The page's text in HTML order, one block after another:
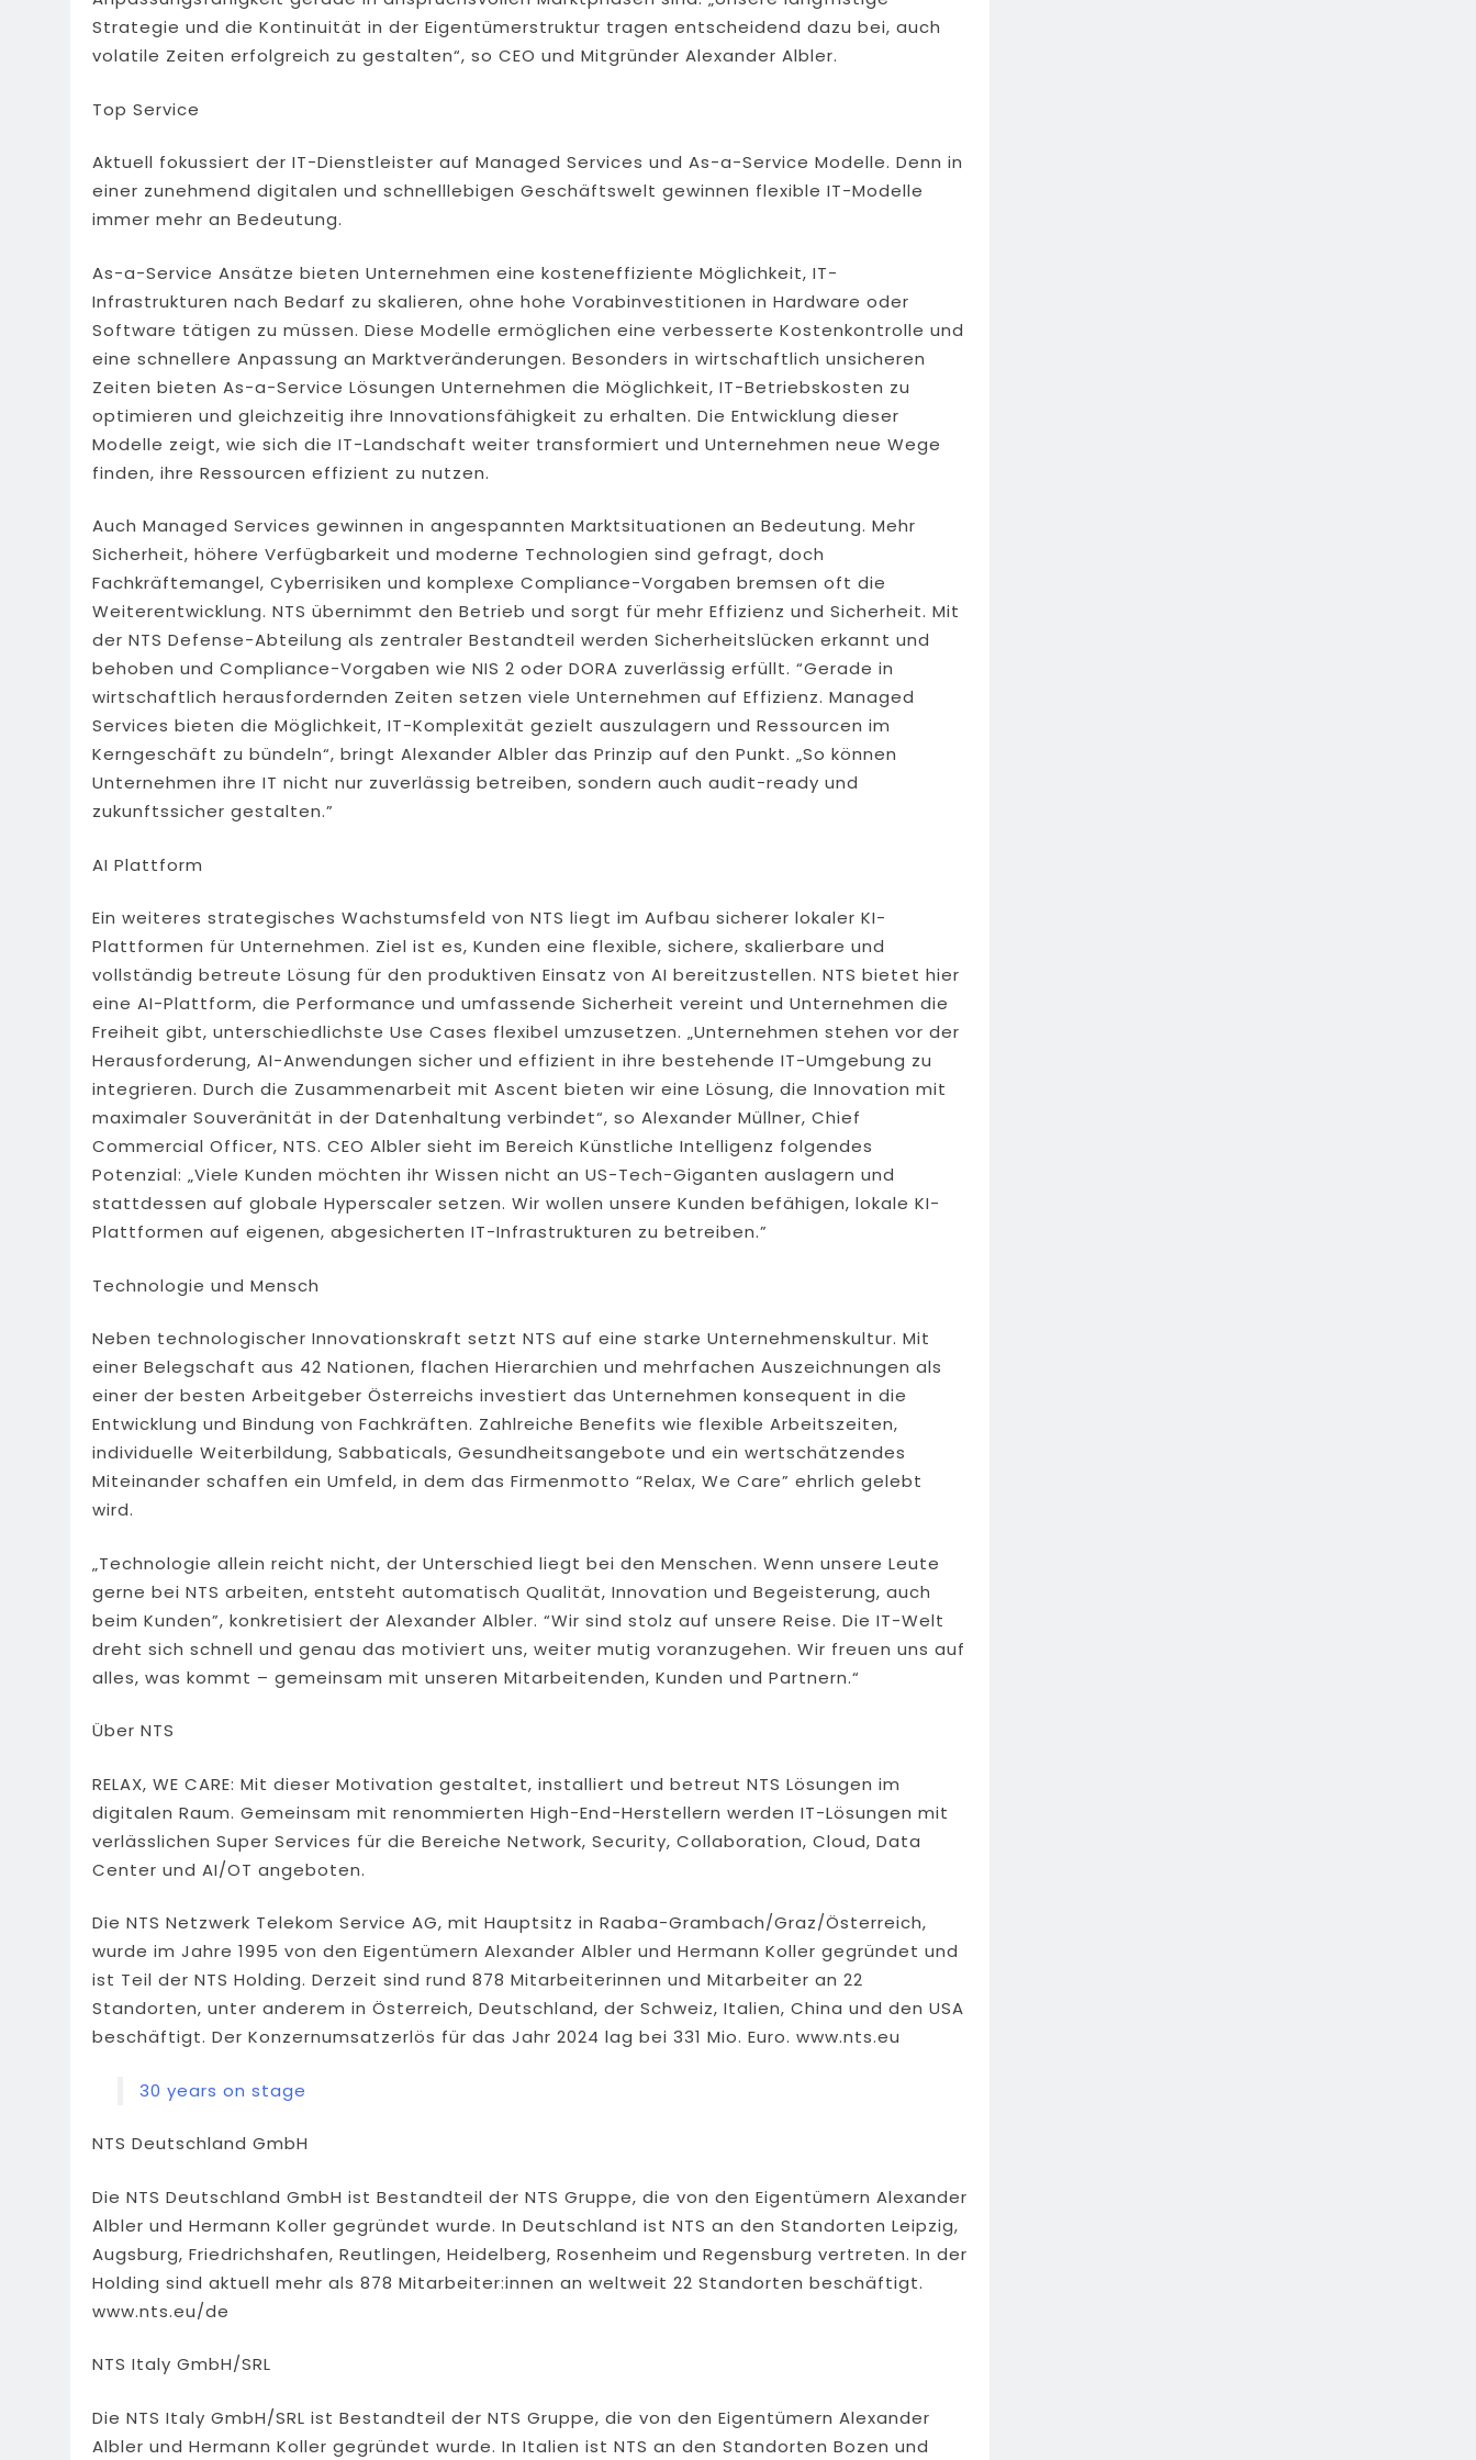
Strategie und die Kontinuität in der Eigentümerstruktur tragen entscheidend dazu bei, auch
volatile Zeiten erfolgreich zu gestalten“, so CEO und Mitgründer Alexander Albler.
Top Service
Aktuell fokussiert der IT-Dienstleister auf Managed Services und As-a-Service Modelle. Denn in
einer zunehmend digitalen und schnelllebigen Geschäftswelt gewinnen flexible IT-Modelle
immer mehr an Bedeutung.
As-a-Service Ansätze bieten Unternehmen eine kosteneffiziente Möglichkeit, IT-
Infrastrukturen nach Bedarf zu skalieren, ohne hohe Vorabinvestitionen in Hardware oder
Software tätigen zu müssen. Diese Modelle ermöglichen eine verbesserte Kostenkontrolle und
eine schnellere Anpassung an Marktveränderungen. Besonders in wirtschaftlich unsicheren
Zeiten bieten As-a-Service Lösungen Unternehmen die Möglichkeit, IT-Betriebskosten zu
optimieren und gleichzeitig ihre Innovationsfähigkeit zu erhalten. Die Entwicklung dieser
Modelle zeigt, wie sich die IT-Landschaft weiter transformiert und Unternehmen neue Wege
finden, ihre Ressourcen effizient zu nutzen.
Auch Managed Services gewinnen in angespannten Marktsituationen an Bedeutung. Mehr
Sicherheit, höhere Verfügbarkeit und moderne Technologien sind gefragt, doch
Fachkräftemangel, Cyberrisiken und komplexe Compliance-Vorgaben bremsen oft die
Weiterentwicklung. NTS übernimmt den Betrieb und sorgt für mehr Effizienz und Sicherheit. Mit
der NTS Defense-Abteilung als zentraler Bestandteil werden Sicherheitslücken erkannt und
behoben und Compliance-Vorgaben wie NIS 2 oder DORA zuverlässig erfüllt. “Gerade in
wirtschaftlich herausfordernden Zeiten setzen viele Unternehmen auf Effizienz. Managed
Services bieten die Möglichkeit, IT-Komplexität gezielt auszulagern und Ressourcen im
Kerngeschäft zu bündeln“, bringt Alexander Albler das Prinzip auf den Punkt. „So können
Unternehmen ihre IT nicht nur zuverlässig betreiben, sondern auch audit-ready und
zukunftssicher gestalten.”
AI Plattform
Ein weiteres strategisches Wachstumsfeld von NTS liegt im Aufbau sicherer lokaler KI-
Plattformen für Unternehmen. Ziel ist es, Kunden eine flexible, sichere, skalierbare und
vollständig betreute Lösung für den produktiven Einsatz von AI bereitzustellen. NTS bietet hier
eine AI-Plattform, die Performance und umfassende Sicherheit vereint und Unternehmen die
Freiheit gibt, unterschiedlichste Use Cases flexibel umzusetzen. „Unternehmen stehen vor der
Herausforderung, AI-Anwendungen sicher und effizient in ihre bestehende IT-Umgebung zu
integrieren. Durch die Zusammenarbeit mit Ascent bieten wir eine Lösung, die Innovation mit
maximaler Souveränität in der Datenhaltung verbindet“, so Alexander Müllner, Chief
Commercial Officer, NTS. CEO Albler sieht im Bereich Künstliche Intelligenz folgendes
Potenzial: „Viele Kunden möchten ihr Wissen nicht an US-Tech-Giganten auslagern und
stattdessen auf globale Hyperscaler setzen. Wir wollen unsere Kunden befähigen, lokale KI-
Plattformen auf eigenen, abgesicherten IT-Infrastrukturen zu betreiben.”
Technologie und Mensch
Neben technologischer Innovationskraft setzt NTS auf eine starke Unternehmenskultur. Mit
einer Belegschaft aus 42 Nationen, flachen Hierarchien und mehrfachen Auszeichnungen als
einer der besten Arbeitgeber Österreichs investiert das Unternehmen konsequent in die
Entwicklung und Bindung von Fachkräften. Zahlreiche Benefits wie flexible Arbeitszeiten,
individuelle Weiterbildung, Sabbaticals, Gesundheitsangebote und ein wertschätzendes
Miteinander schaffen ein Umfeld, in dem das Firmenmotto “Relax, We Care” ehrlich gelebt
wird.
„Technologie allein reicht nicht, der Unterschied liegt bei den Menschen. Wenn unsere Leute
gerne bei NTS arbeiten, entsteht automatisch Qualität, Innovation und Begeisterung, auch
beim Kunden”, konkretisiert der Alexander Albler. “Wir sind stolz auf unsere Reise. Die IT-Welt
dreht sich schnell und genau das motiviert uns, weiter mutig voranzugehen. Wir freuen uns auf
alles, was kommt – gemeinsam mit unseren Mitarbeitenden, Kunden und Partnern.“
Über NTS
RELAX, WE CARE: Mit dieser Motivation gestaltet, installiert und betreut NTS Lösungen im
digitalen Raum. Gemeinsam mit renommierten High-End-Herstellern werden IT-Lösungen mit
verlässlichen Super Services für die Bereiche Network, Security, Collaboration, Cloud, Data
Center und AI/OT angeboten.
Die NTS Netzwerk Telekom Service AG, mit Hauptsitz in Raaba-Grambach/Graz/Österreich,
wurde im Jahre 1995 von den Eigentümern Alexander Albler und Hermann Koller gegründet und
ist Teil der NTS Holding. Derzeit sind rund 878 Mitarbeiterinnen und Mitarbeiter an 22
Standorten, unter anderem in Österreich, Deutschland, der Schweiz, Italien, China und den USA
beschäftigt. Der Konzernumsatzerlös für das Jahr 2024 lag bei 331 Mio. Euro. www.nts.eu
30 years on stage
NTS Deutschland GmbH
Die NTS Deutschland GmbH ist Bestandteil der NTS Gruppe, die von den Eigentümern Alexander
Albler und Hermann Koller gegründet wurde. In Deutschland ist NTS an den Standorten Leipzig,
Augsburg, Friedrichshafen, Reutlingen, Heidelberg, Rosenheim und Regensburg vertreten. In der
Holding sind aktuell mehr als 878 Mitarbeiter:innen an weltweit 22 Standorten beschäftigt.
www.nts.eu/de
NTS Italy GmbH/SRL
Die NTS Italy GmbH/SRL ist Bestandteil der NTS Gruppe, die von den Eigentümern Alexander
Albler und Hermann Koller gegründet wurde. In Italien ist NTS an den Standorten Bozen und